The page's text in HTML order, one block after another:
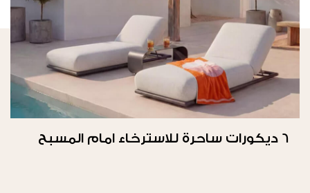
6 ديكورات ساحرة للاسترخاء امام المسبح